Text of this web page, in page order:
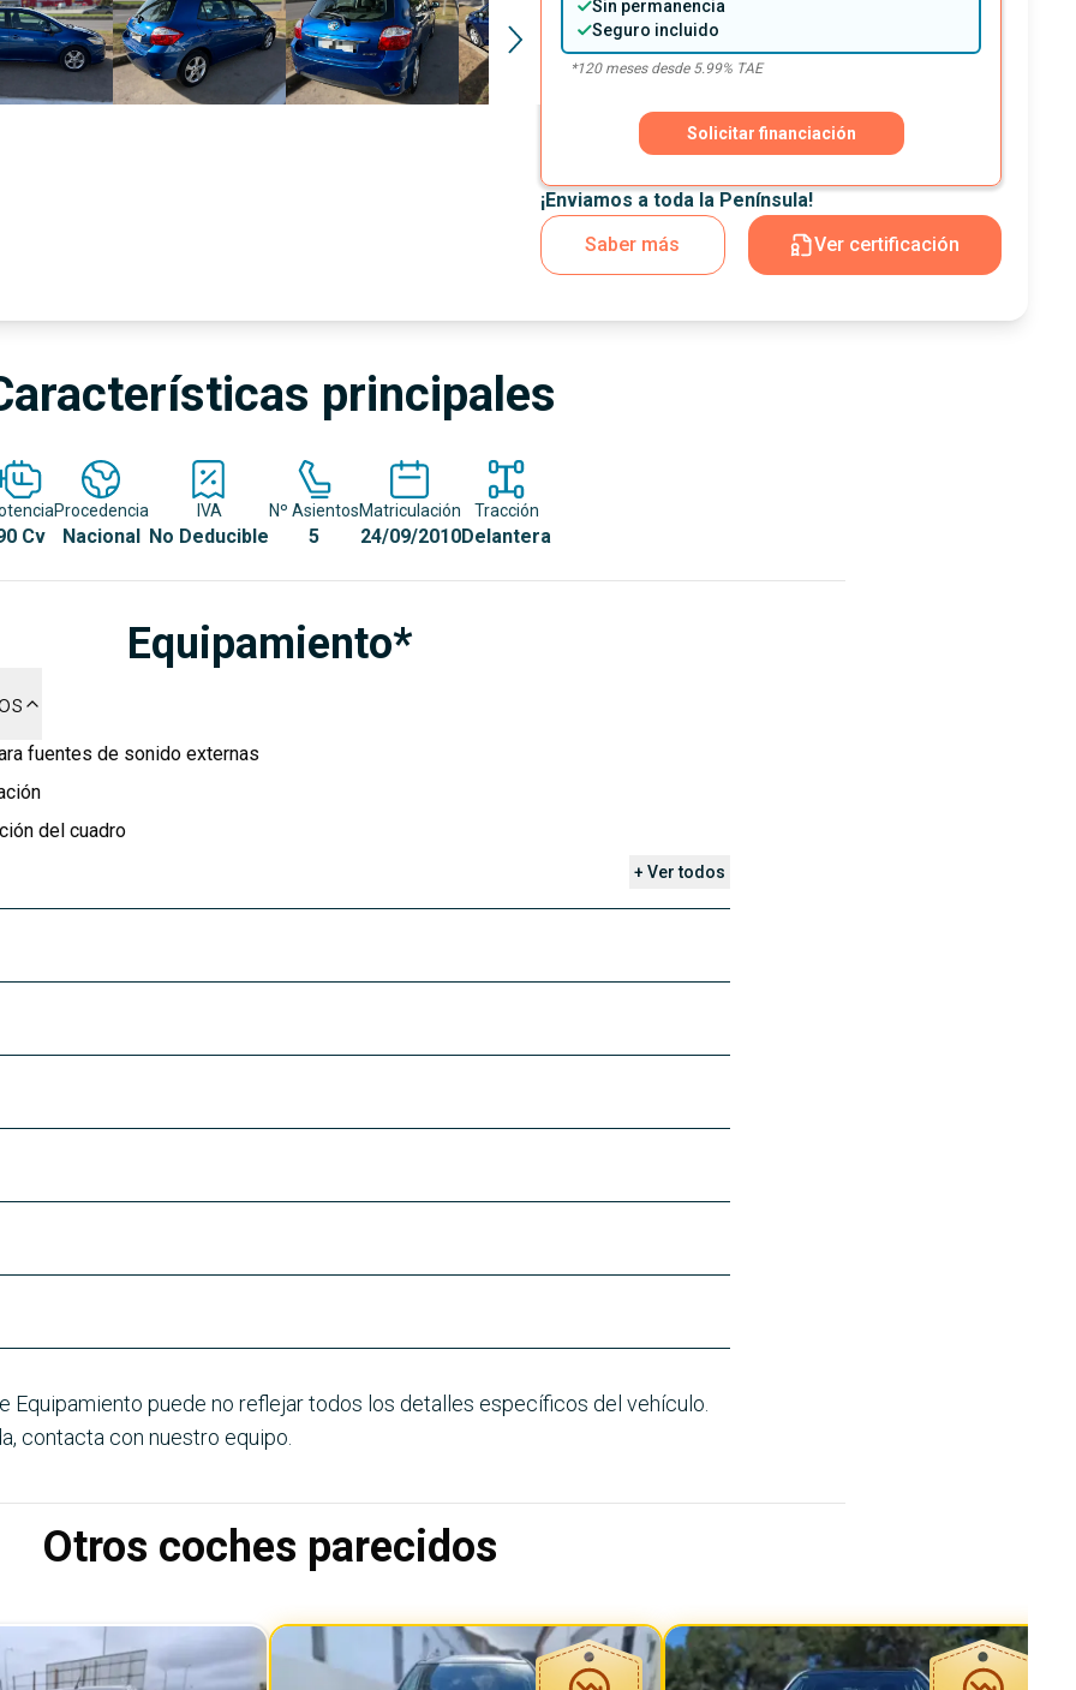
Sin permanencia
Seguro incluido
*120meses desde 5.99% TAE
Solicitar financiación
¡Enviamos a toda la Península!
Saber más
Ver certificación
principales
Cv
Procedencia
Nacional
IVA
No Deducible
Nº Asientos
5
Matriculación
24/09/2010
Tracción
Delantera
Equipamiento*
fuentes de sonido externas
del cuadro
+ Ver todos
Equipamiento puede no reflejar todos los detalles específicos del vehículo.
contacta con nuestro equipo.
Otros coches parecidos